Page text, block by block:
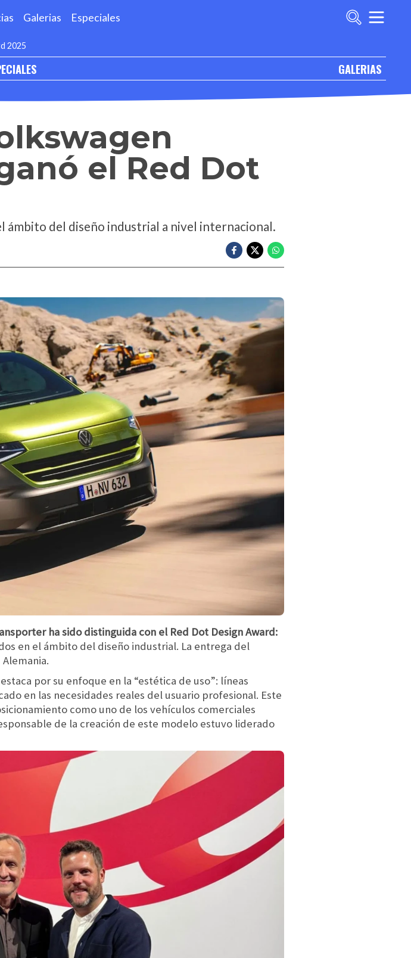
Galerias Especiales
2025
GALERIAS
el Red Dot
ámbito del diseño industrial a nivel internacional.
ha sido distinguida con el Red Dot Design Award:
en el ámbito del diseño industrial. La entrega del
por su enfoque en la “estética de uso”: líneas
en las necesidades reales del usuario profesional. Este
como uno de los vehículos comerciales
de la creación de este modelo estuvo liderado